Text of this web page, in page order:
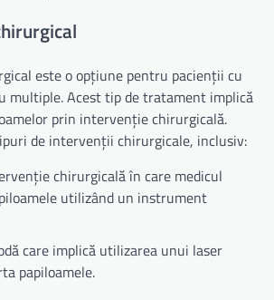
este o opțiune pentru pacienții cu
multiple. Acest tip de tratament implică
prin intervenție chirurgicală.
de intervenții chirurgicale, inclusiv:
chirurgicală în care medicul
utilizând un instrument
care implică utilizarea unui laser
papiloamele.